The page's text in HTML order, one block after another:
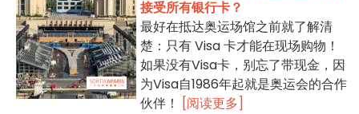
接受所有银行卡？
最好在抵达奥运场馆之前就了解清
楚：只有 Visa 卡才能在现场购物！
如果没有Visa卡，别忘了带现金，因
为Visa自1986年起就是奥运会的合作
伙伴！
[阅读更多]